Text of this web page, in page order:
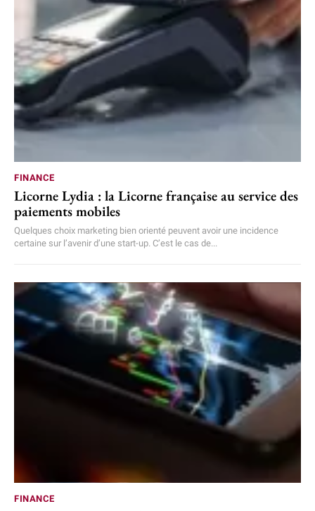
FINANCE
Licorne Lydia : la Licorne française au service des
paiements mobiles
Quelques choix marketing bien orienté peuvent avoir une incidence
certaine sur l’avenir d’une start-up. C’est le cas de...
FINANCE